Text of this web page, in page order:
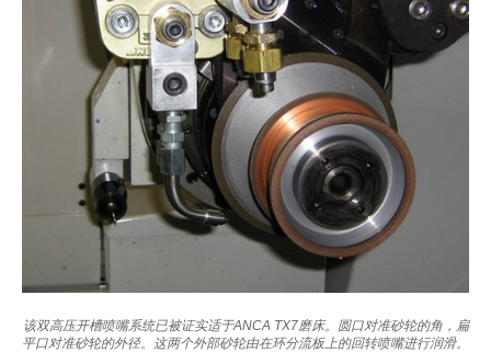
该双高压开槽喷嘴系统已被证实适于ANCA TX7磨床。圆口对准砂轮的角，扁
平口对准砂轮的外径。这两个外部砂轮由在环分流板上的回转喷嘴进行润滑。